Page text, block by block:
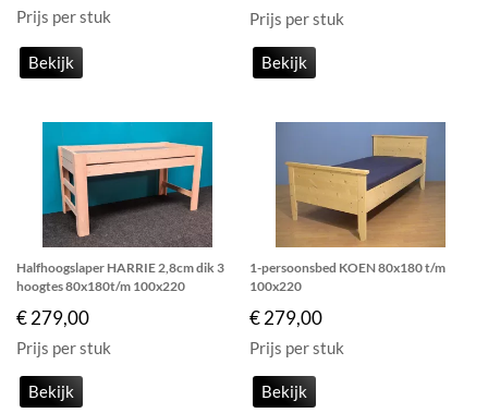
Prijs per stuk
Bekijk
Prijs per stuk
Bekijk
Halfhoogslaper HARRIE 2,8cm dik 3
hoogtes 80x180t/m 100x220
€ 279,00
Prijs per stuk
Bekijk
1-persoonsbed KOEN 80x180 t/m
100x220
€ 279,00
Prijs per stuk
Bekijk